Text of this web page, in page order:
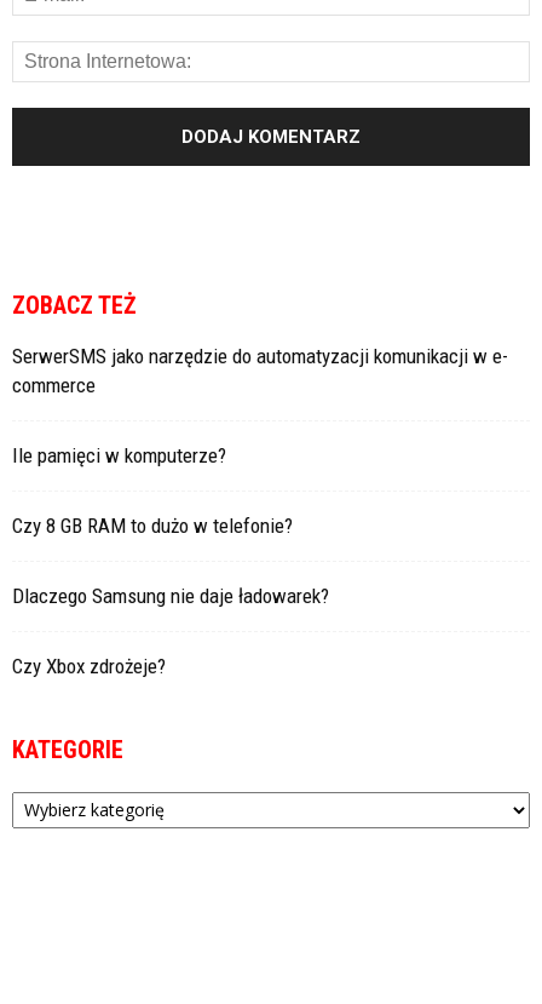
ZOBACZ TEŻ
SerwerSMS jako narzędzie do automatyzacji komunikacji w e-
commerce
Ile pamięci w komputerze?
Czy 8 GB RAM to dużo w telefonie?
Dlaczego Samsung nie daje ładowarek?
Czy Xbox zdrożeje?
KATEGORIE
Kategorie